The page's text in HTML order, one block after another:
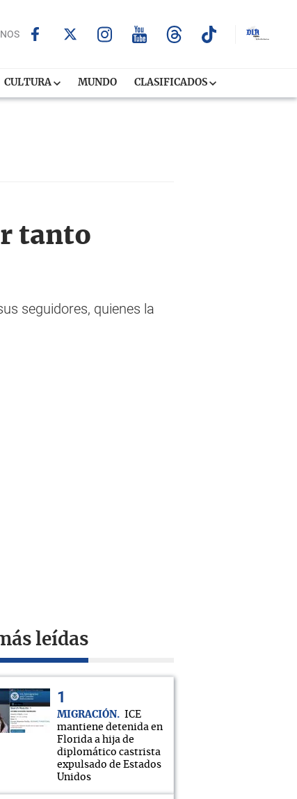
CULTURA MUNDO CLASIFICADOS
tanto
seguidores, quienes la
leídas
MIGRACIÓN
ICE
mantiene detenida en
Florida a hija de
diplomático castrista
expulsado de Estados
Unidos